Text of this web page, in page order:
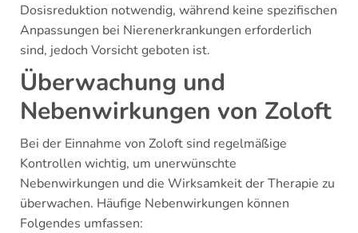
Dosisreduktion notwendig, während keine spezifischen
Anpassungen bei Nierenerkrankungen erforderlich
sind, jedoch Vorsicht geboten ist.
Überwachung und
Nebenwirkungen von Zoloft
Bei der Einnahme von Zoloft sind regelmäßige
Kontrollen wichtig, um unerwünschte
Nebenwirkungen und die Wirksamkeit der Therapie zu
überwachen. Häufige Nebenwirkungen können
Folgendes umfassen: